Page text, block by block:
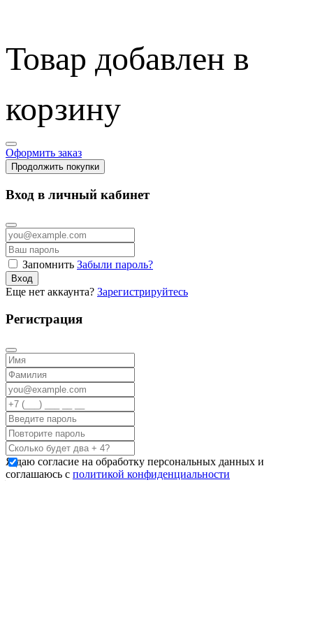
Товар добавлен в
корзину
Оформить заказ
Продолжить покупки
Вход в личный кабинет
Запомнить Забыли пароль?
Вход
Еще нет аккаунта? Зарегистрируйтесь
Регистрация
Я даю согласие на обработку персональных данных и
соглашаюсь с политикой конфиденциальности